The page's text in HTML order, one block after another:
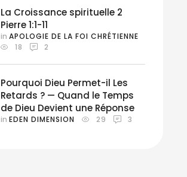
La Croissance spirituelle 2
Pierre 1:1-11
in APOLOGIE DE LA FOI CHRÉTIENNE
18
2
Pourquoi Dieu Permet-il Les
Retards ? — Quand le Temps
de Dieu Devient une Réponse
in EDEN DIMENSION 29 3